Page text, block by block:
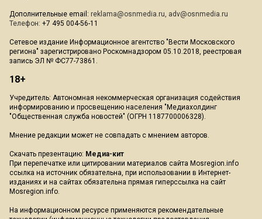
Дополнительные email: reklama@osnmedia.ru, adv@osnmedia.ru
Телефон: +7 495 004-56-11
Сетевое издание Информационное агентство "Вести Московского
региона" зарегистрировано Роскомнадзором 05.10.2018, реестровая
запись ЭЛ № ФС77-73861.
18+
Учредитель: Автономная некоммерческая организация содействия
информированию и просвещению населения "Медиахолдинг
"Общественная служба новостей" (ОГРН 1187700006328).
Мнение редакции может не совпадать с мнением авторов.
Скачать презентацию: Медиа-кит
При перепечатке или цитировании материалов сайта Mosregion.info
ссылка на источник обязательна, при использовании в Интернет-
изданиях и на сайтах обязательна прямая гиперссылка на сайт
Mosregion.info.
На информационном ресурсе применяются рекомендательные